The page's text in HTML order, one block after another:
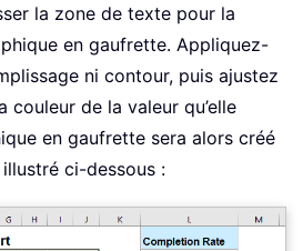
la zone de texte pour la
en gaufrette. Appliquez-
ni contour, puis ajustez
de la valeur qu’elle
en gaufrette sera alors créé
ci-dessous :